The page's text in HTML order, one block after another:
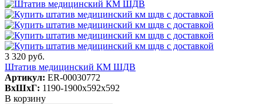
3 320 руб.
Штатив медицинский КМ ШДВ
Артикул: ER-00030772
ВxШxГ: 1190-1900x592x592
В корзину